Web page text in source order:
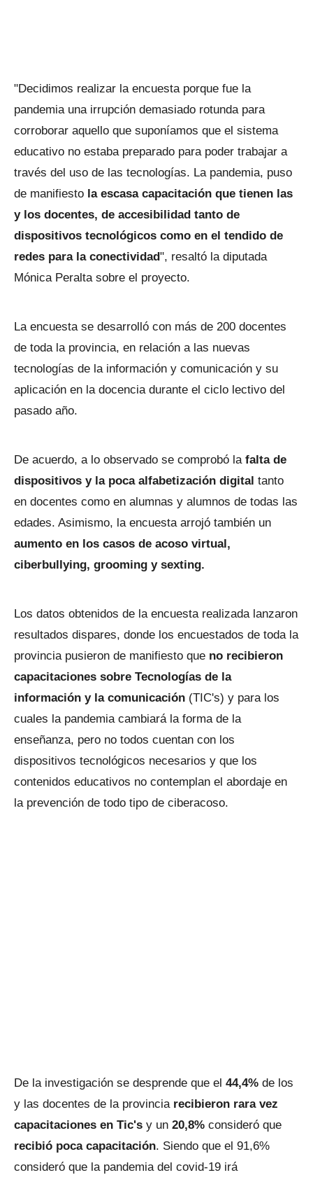
"Decidimos realizar la encuesta porque fue la
pandemia una irrupción demasiado rotunda para
corroborar aquello que suponíamos que el sistema
educativo no estaba preparado para poder trabajar a
través del uso de las tecnologías. La pandemia, puso
de manifiesto la escasa capacitación que tienen las
y los docentes, de accesibilidad tanto de
dispositivos tecnológicos como en el tendido de
redes para la conectividad", resaltó la diputada
Mónica Peralta sobre el proyecto.
La encuesta se desarrolló con más de 200 docentes
de toda la provincia, en relación a las nuevas
tecnologías de la información y comunicación y su
aplicación en la docencia durante el ciclo lectivo del
pasado año.
De acuerdo, a lo observado se comprobó la falta de
dispositivos y la poca alfabetización digital tanto
en docentes como en alumnas y alumnos de todas las
edades. Asimismo, la encuesta arrojó también un
aumento en los casos de acoso virtual,
ciberbullying, grooming y sexting.
Los datos obtenidos de la encuesta realizada lanzaron
resultados dispares, donde los encuestados de toda la
provincia pusieron de manifiesto que no recibieron
capacitaciones sobre Tecnologías de la
información y la comunicación (TIC's) y para los
cuales la pandemia cambiará la forma de la
enseñanza, pero no todos cuentan con los
dispositivos tecnológicos necesarios y que los
contenidos educativos no contemplan el abordaje en
la prevención de todo tipo de ciberacoso.
De la investigación se desprende que el 44,4% de los
y las docentes de la provincia recibieron rara vez
capacitaciones en Tic's y un 20,8% consideró que
recibió poca capacitación. Siendo que el 91,6%
consideró que la pandemia del covid-19 irá